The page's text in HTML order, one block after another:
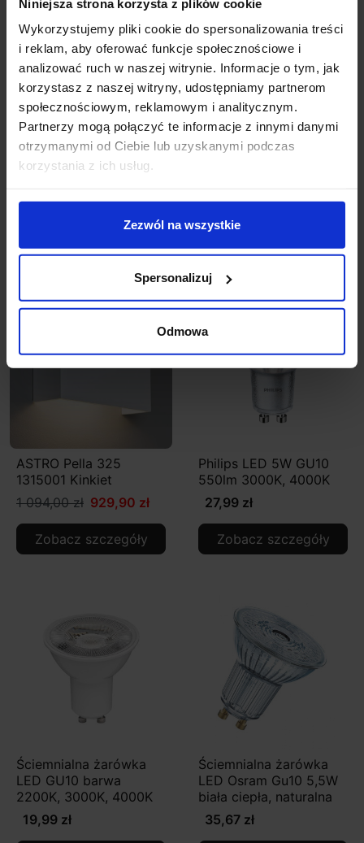
Niniejsza strona korzysta z plików cookie
Wykorzystujemy pliki cookie do spersonalizowania treści
i reklam, aby oferować funkcje społecznościowe i
analizować ruch w naszej witrynie. Informacje o tym, jak
korzystasz z naszej witryny, udostępniamy partnerom
społecznościowym, reklamowym i analitycznym.
Partnerzy mogą połączyć te informacje z innymi danymi
otrzymanymi od Ciebie lub uzyskanymi podczas
korzystania z ich usług.
Zezwól na wszystkie
Spersonalizuj
Odmowa
Klasa szczelności
IP20
ProducentAstro Lighting
Gwarancja 12 miesięcy
Informacje dodatkowe:
Brak źródła światła w komplecie
Możliwość malowania na dowolny kolor
Zobacz także
Promocja
ASTRO Pella 325
1315001 Kinkiet
1 094,00 zł 929,90 zł
Zobacz szczegóły
Philips LED 5W GU10
550lm 3000K, 4000K
27,99 zł
Zobacz szczegóły
Ściemnialna żarówka
LED GU10 barwa
2200K, 3000K, 4000K
19,99 zł
Ściemnialna żarówka
LED Osram Gu10 5,5W
biała ciepła, naturalna
35,67 zł